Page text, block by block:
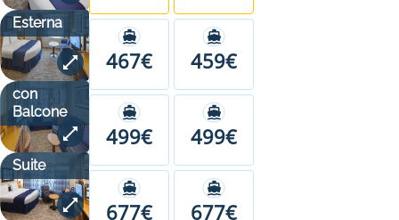
Esterna
con
Balcone
Suite
467€ 459€
499€ 499€
677€ 677€